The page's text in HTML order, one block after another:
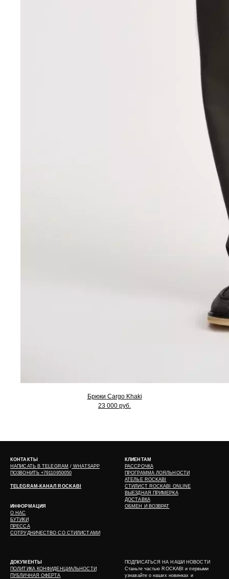
Брюки Cargo Khaki
23 000 руб.
КОНТАКТЫ
НАПИСАТЬ ВTELEGRAM / WHATSAPP
ПОЗВОНИТЬ +79110950050
TELEGRAM-КАНАЛ ROCKABI
ИНФОРМАЦИЯ
О НАС
БУТИКИ
ПРЕССА
СОТРУДНИЧЕСТВО СО СТИЛИСТАМИ
КЛИЕНТАМ
РАССРОЧКА
ПРОГРАММА ЛОЯЛЬНОСТИ
АТЕЛЬЕ ROCKABI
СТИЛИСТ ROCKABI ONLINE
ВЫЕЗДНАЯ ПРИМЕРКА
ДОСТАВКА
ОБМЕН И ВОЗВРАТ
ДОКУМЕНТЫ
ПОЛИТИКА КОНФИДЕНЦИАЛЬНОСТИ
ПУБЛИЧНАЯ ОФЕРТА
ПОДПИСАТЬСЯ НА НАШИ НОВОСТИ
Станьте частью ROCKABI и первыми
узнавайте о наших новинках и